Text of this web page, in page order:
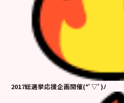
2017総選挙応援企画開催(*ﾟ▽ﾟ)ﾉ